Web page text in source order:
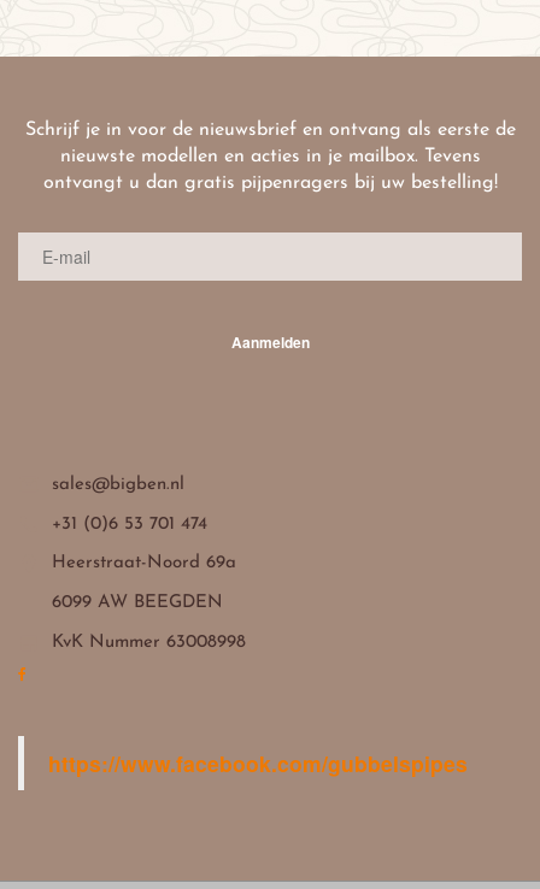
Schrijf je in voor de nieuwsbrief en ontvang als eerste de
nieuwste modellen en acties in je mailbox. Tevens
ontvangt u dan gratis pijpenragers bij uw bestelling!
Aanmelden
sales@bigben.nl
+31 (0)6 53 701 474
Heerstraat-Noord 69a
6099 AW BEEGDEN
KvK Nummer 63008998
https://www.facebook.com/gubbelspipes